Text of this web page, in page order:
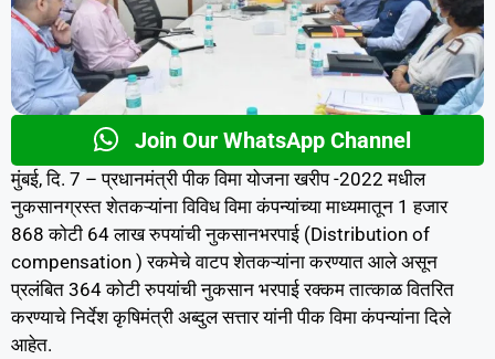
Join Our WhatsApp Channel
मुंबई, दि. 7 – प्रधानमंत्री पीक विमा योजना खरीप -2022 मधील
नुकसानग्रस्त शेतकऱ्यांना विविध विमा कंपन्यांच्या माध्यमातून 1 हजार
868 कोटी 64 लाख रुपयांची नुकसानभरपाई (Distribution of
compensation ) रकमेचे वाटप शेतकऱ्यांना करण्यात आले असून
प्रलंबित 364 कोटी रुपयांची नुकसान भरपाई रक्कम तात्काळ वितरित
करण्याचे निर्देश कृषिमंत्री अब्दुल सत्तार यांनी पीक विमा कंपन्यांना दिले
आहेत.